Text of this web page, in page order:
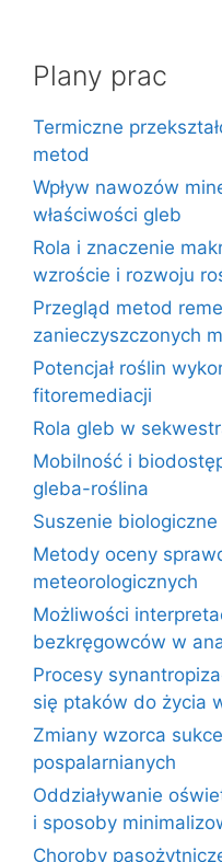
Plany prac
Termiczne
metod
Wpływ nawozów
właściwości gleb
Rola i znaczenie
wzroście i rozwoju
Przegląd metod
zanieczyszczonych
Potencjał roślin
fitoremediacji
Rola gleb w
Mobilność i
gleba-roślina
Suszenie
Metody oceny
meteorologicznych
Możliwości
bezkręgowców w
Procesy
się ptaków do życia
Zmiany wzorca
pospalarnianych
Oddziaływanie
i sposoby
Choroby